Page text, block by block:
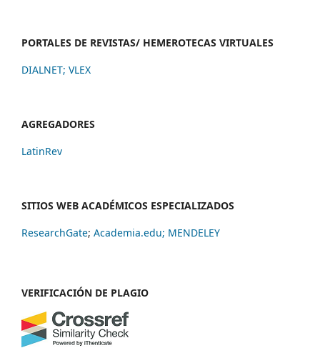
PORTALES DE REVISTAS/ HEMEROTECAS VIRTUALES
DIALNET; VLEX
AGREGADORES
LatinRev
SITIOS WEB ACADÉMICOS ESPECIALIZADOS
ResearchGate; Academia.edu; MENDELEY
VERIFICACIÓN DE PLAGIO